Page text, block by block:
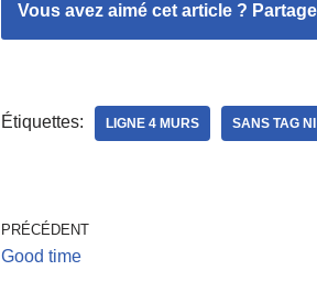
Vous avez aimé cet article ?
Étiquettes: LIGNE 4 MURS SANS TAG
PRÉCÉDENT
Good time